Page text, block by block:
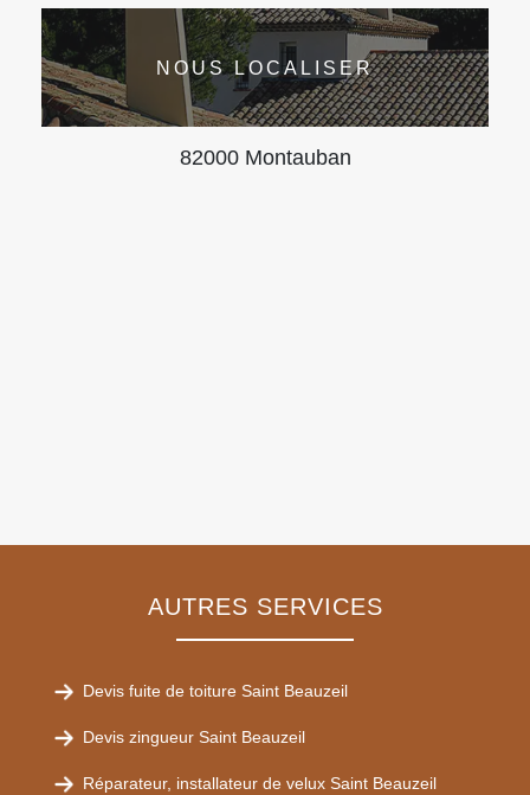
NOUS LOCALISER
82000 Montauban
AUTRES SERVICES
Devis fuite de toiture Saint Beauzeil
Devis zingueur Saint Beauzeil
Réparateur, installateur de velux Saint Beauzeil